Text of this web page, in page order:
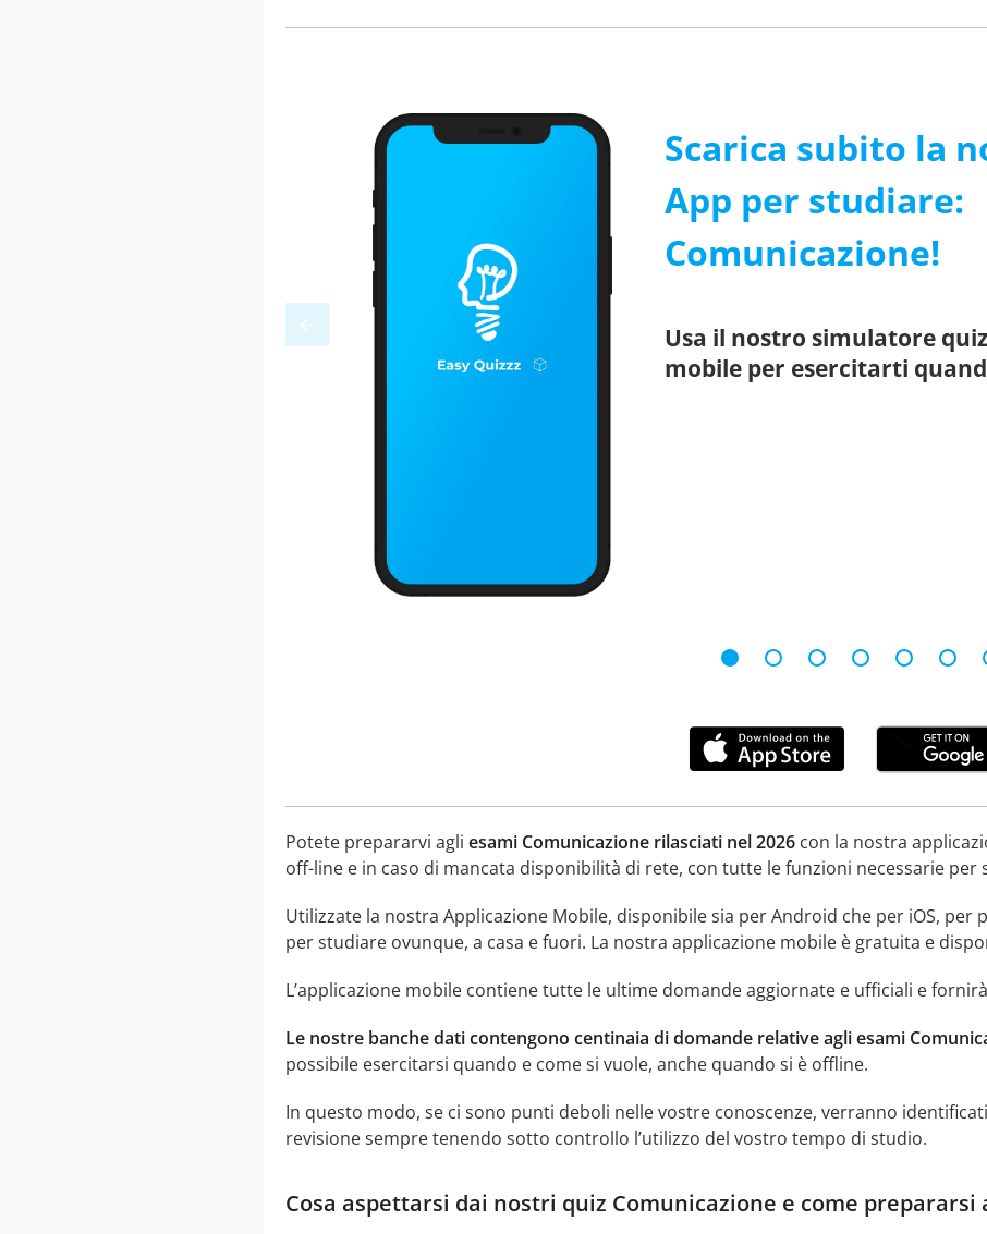
Scarica subito la
App per studiare:
Comunicazione!
Usa il nostro simulatore
mobile per esercitarti
Potete prepararvi agli esami Comunicazione rilasciati nel 2026con la nostra
off-line e in caso di mancata disponibilità di rete, con tutte le funzioni necessarie per
Utilizzate la nostra Applicazione Mobile, disponibile sia per Android che per iOS, per
per studiare ovunque, a casa e fuori. La nostra applicazione mobile è gratuita e
L’applicazione mobile contiene tutte le ultime domande aggiornate e ufficiali e
Le nostre banche dati contengono centinaia di domande relative agli esami
possibile esercitarsi quando e come si vuole, anche quando si è offline.
In questo modo, se ci sono punti deboli nelle vostre conoscenze, verranno
revisione sempre tenendo sotto controllo l’utilizzo del vostro tempo di studio.
Cosa aspettarsi dai nostri quiz Comunicazione e come prepararsi